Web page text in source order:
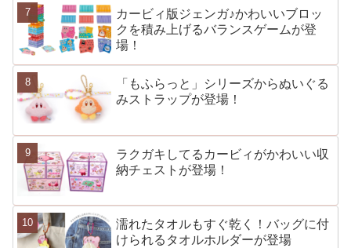
カービィ版ジェンガ♪かわいいブロッ
クを積み上げるバランスゲームが登
場！
「もふらっと」シリーズからぬいぐる
みストラップが登場！
ラクガキしてるカービィがかわいい収
納チェストが登場！
濡れたタオルもすぐ乾く！バッグに付
けられるタオルホルダーが登場